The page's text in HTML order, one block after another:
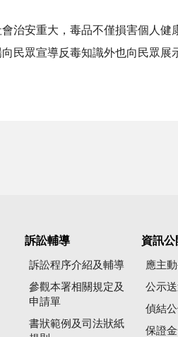
安重大，毒品不僅損害個人健
民眾宣導反毒知識外也向民眾
訴訟輔導
訴訟程序介紹及輔導
參觀本署相關規定及
申請單
書狀範例及司法狀紙
資訊公
應主
公示
偵結
保證